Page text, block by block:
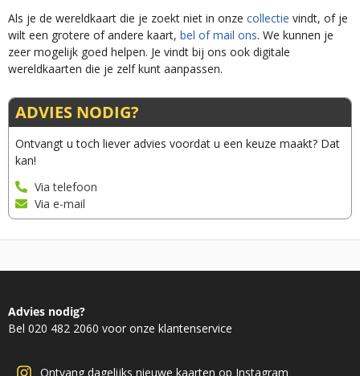
Als je de wereldkaart die je zoekt niet in onze collectie vindt, of je
wilt een grotere of andere kaart, bel of mail ons. We kunnen je
zeer mogelijk goed helpen. Je vindt bij ons ook digitale
wereldkaarten die je zelf kunt aanpassen.
ADVIES NODIG?
Ontvangt u toch liever advies voordat u een keuze maakt? Dat
kan!
Via telefoon
Via e-mail
Advies nodig?
Bel 020 482 2060 voor onze klantenservice
Ontvang dagelijks nieuwe kaarten op Instagram